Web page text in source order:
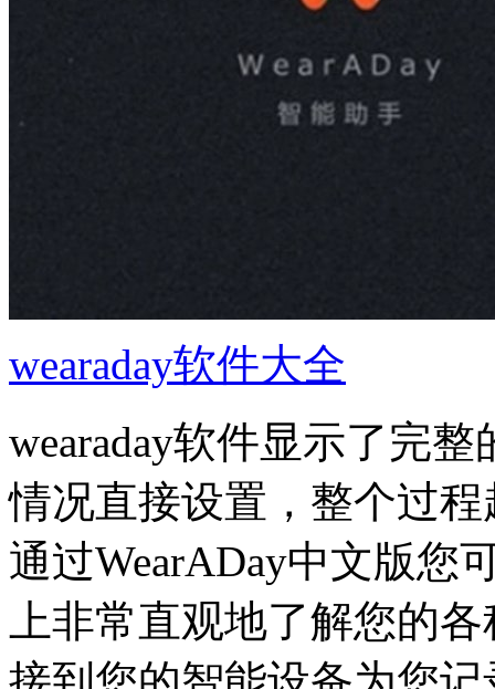
wearaday软件大全
wearaday软件显示了完
情况直接设置，整个过
通过WearADay中文版您
上非常直观地了解您的